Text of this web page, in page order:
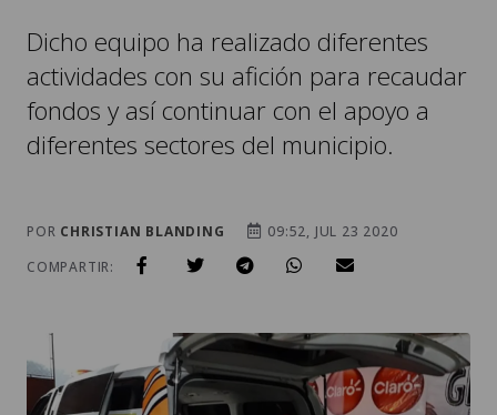
Dicho equipo ha realizado diferentes
actividades con su afición para recaudar
fondos y así continuar con el apoyo a
diferentes sectores del municipio.
POR CHRISTIAN BLANDING
09:52, JUL 23 2020
COMPARTIR: